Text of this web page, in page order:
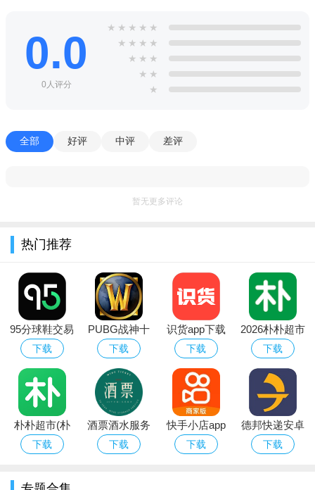
从贴纸市场下载贴纸，让消息变得更有趣！
推送通知将确保您不会错过任何短信或电话，即使 Viber 处于
0.0
0人评分
★ ★ ★ ★ ★
★ ★ ★ ★
★ ★ ★
★ ★
★
全部 好评 中评 差评
暂无更多评论
热门推荐
95分球鞋交易
app平台下载
下载
PUBG战神十
字架下载安卓
免费版
下载
识货app下载
官方正版最新
版本
下载
2026朴朴超市
app最新版本
下载
朴朴超市(朴
朴买菜)app安
下载
酒票酒水服务
app
下载
快手小店app
官方下载2026
下载
德邦快递安卓
版
下载